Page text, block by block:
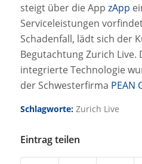
steigt über die App zApp
Serviceleistungen
Schadenfall, lädt sich der
Begutachtung Zurich Live.
integrierte Technologie
der Schwesterfirma PEAN
Schlagworte: Zurich Live
Eintrag teilen